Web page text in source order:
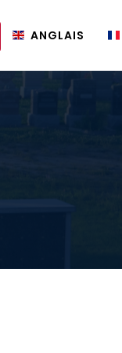
ANGLAIS